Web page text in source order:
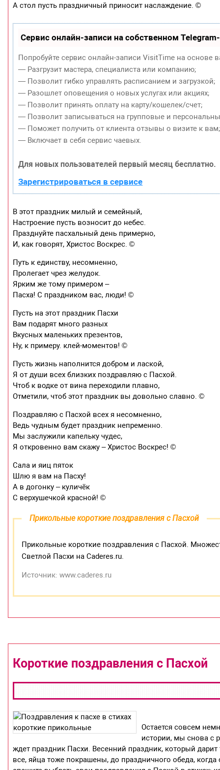
А стол пусть праздничный приносит наслаждение. ©
Сервис онлайн-записи на собственном
Попробуйте сервис онлайн-записи VisitTime на основе
— Разгрузит мастера, специалиста или компанию;
— Позволит гибко управлять расписанием и загрузкой;
— Разошлет оповещения о новых услугах или акциях;
— Позволит принять оплату на карту/кошелек/счет;
— Позволит записываться на групповые и
— Поможет получить от клиента отзывы о визите к вам;
— Включает в себя сервис чаевых.
Для новых пользователей первый месяц бесплатно.
Зарегистрироваться в сервисе
В этот праздник милый и семейный,
Настроение пусть возносит до небес.
Празднуйте пасхальный день примерно,
И, как говорят, Христос Воскрес. ©
Путь к единству, несомненно,
Пролегает чрез желудок.
Ярким же тому примером –
Пасха! С праздником вас, люди! ©
Пусть на этот праздник Пасхи
Вам подарят много разных
Вкусных маленьких презентов,
Ну, к примеру. клей-моментов! ©
Пусть жизнь наполнится добром и лаской,
Я от души всех близких поздравляю с Пасхой.
Чтоб к водке от вина переходили плавно,
Отметили, чтоб этот праздник вы довольно славно. ©
Поздравляю с Пасхой всех я несомненно,
Ведь чудным будет праздник непременно.
Мы заслужили капельку чудес,
Я откровенно вам скажу – Христос Воскрес! ©
Сала и яиц пяток
Шлю я вам на Пасху!
А в догонку – куличёк
С верхушечкой красной! ©
Прикольные короткие поздравления с Пасхой
Прикольные короткие поздравления с Пасхой.
Светлой Пасхи на Caderes.ru.
Источник: www.caderes.ru
Короткие поздравления с Пасхой
Остается совсем
истории, мы снова с
ждет праздник Пасхи. Весенний праздник, который
все, яйца тоже покрашены, до праздничного обеда,